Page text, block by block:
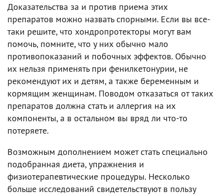
Доказательства за и против приема этих
препаратов можно назвать спорными. Если вы все-
таки решите, что хондропротекторы могут вам
помочь, помните, что у них обычно мало
противопоказаний и побочных эффектов. Обычно
их нельзя применять при фенилкетонурии, не
рекомендуют их и детям, а также беременным и
кормящим женщинам. Поводом отказаться от таких
препаратов должна стать и аллергия на их
компоненты, а в остальном вы вряд ли что-то
потеряете.
Возможным дополнением может стать специально
подобранная диета, упражнения и
физиотерапевтические процедуры. Несколько
больше исследований свидетельствуют в пользу